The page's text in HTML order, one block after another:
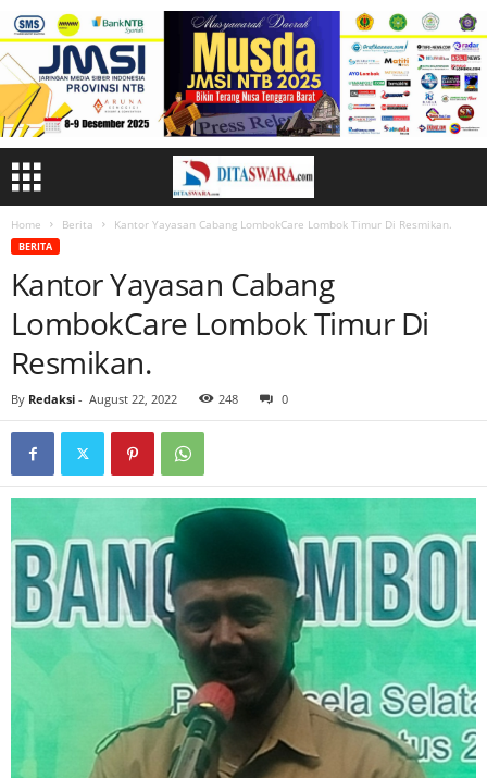
Home Berita Kantor Yayasan Cabang LombokCare Lombok Timur Di Resmikan.
BERITA
Kantor Yayasan Cabang
LombokCare Lombok Timur Di
Resmikan.
By Redaksi - August 22, 2022 248 0